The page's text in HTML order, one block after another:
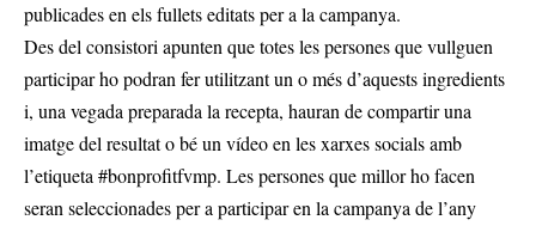
publicades en els fullets editats per a la campanya.
Des del consistori apunten que totes les persones que vullguen
participar ho podran fer utilitzant un o més d’aquests ingredients
i, una vegada preparada la recepta, hauran de compartir una
imatge del resultat o bé un vídeo en les xarxes socials amb
l’etiqueta #bonprofitfvmp. Les persones que millor ho facen
seran seleccionades per a participar en la campanya de l’any